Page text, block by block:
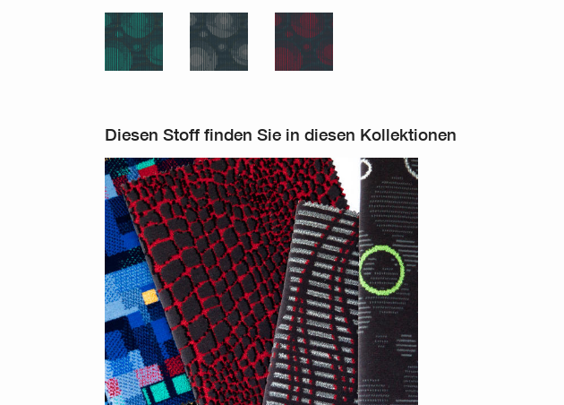
Diesen Stoff finden Sie in diesen Kollektionen